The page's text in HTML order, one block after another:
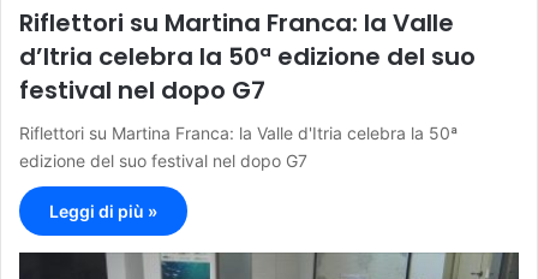
Riflettori su Martina Franca: la Valle
d’Itria celebra la 50ª edizione del suo
festival nel dopo G7
Riflettori su Martina Franca: la Valle d'Itria celebra la 50ª
edizione del suo festival nel dopo G7
Leggi di più »